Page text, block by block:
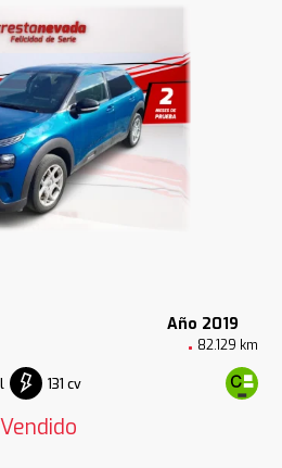
Año 2019
82.129 km
131 cv
Vendido